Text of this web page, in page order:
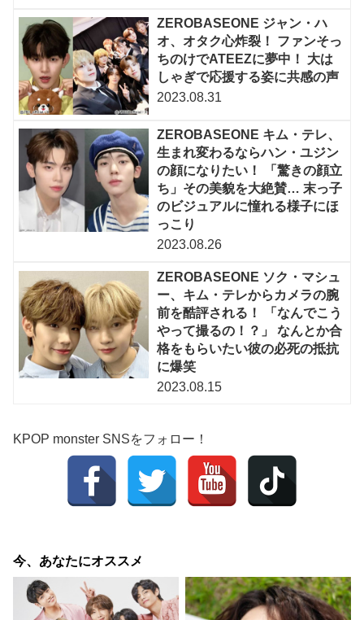
ZEROBASEONE ジャン・ハ
オ、オタク心炸裂！ ファンそっ
ちのけでATEEZに夢中！ 大は
しゃぎで応援する姿に共感の声
2023.08.31
ZEROBASEONE キム・テレ、
生まれ変わるならハン・ユジン
の顔になりたい！ 「驚きの顔立
ち」その美貌を大絶賛… 末っ子
のビジュアルに憧れる様子にほ
っこり
2023.08.26
ZEROBASEONE ソク・マシュ
ー、キム・テレからカメラの腕
前を酷評される！ 「なんでこう
やって撮るの！？」 なんとか合
格をもらいたい彼の必死の抵抗
に爆笑
2023.08.15
KPOP monster SNSをフォロー！
今、あなたにオススメ